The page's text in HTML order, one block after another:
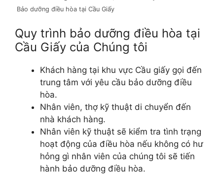
Bảo dưỡng điều hòa tại Cầu Giấy
Quy trình bảo dưỡng điều hòa tại
Cầu Giấy của Chúng tôi
Khách hàng tại khu vực Cầu giấy gọi đến
trung tâm với yêu cầu bảo dưỡng điều
hòa.
Nhân viên, thợ kỹ thuật di chuyển đến
nhà khách hàng.
Nhân viên kỹ thuật sẽ kiểm tra tình trạng
hoạt động của điều hòa nếu không có hư
hỏng gì nhân viên của chúng tôi sẽ tiến
hành bảo dưỡng điều hòa.